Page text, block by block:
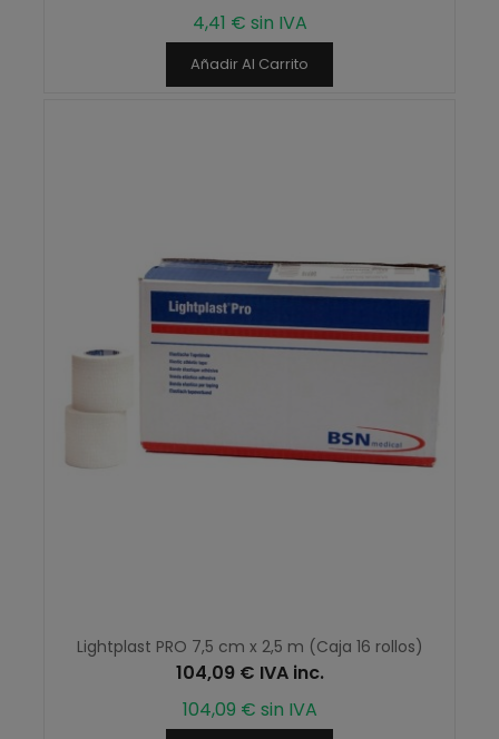
4,41 € sin IVA
Añadir Al Carrito
Lightplast PRO 7,5 cm x 2,5 m (Caja 16 rollos)
104,09 € IVA inc.
104,09 € sin IVA